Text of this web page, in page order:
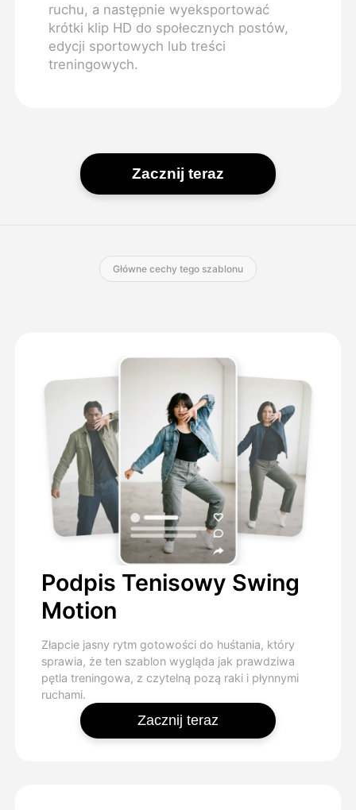
ruchu, a następnie wyeksportować
krótki klip HD do społecznych postów,
edycji sportowych lub treści
treningowych.
Zacznij teraz
Główne cechy tego szablonu
Podpis Tenisowy Swing
Motion
Złapcie jasny rytm gotowości do huśtania, który
sprawia, że ten szablon wygląda jak prawdziwa
pętla treningowa, z czytelną pozą raki i płynnymi
ruchami.
Zacznij teraz